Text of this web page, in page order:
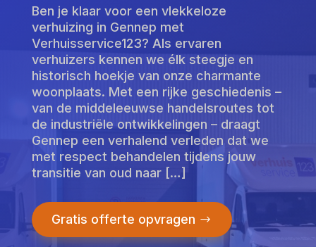
Ben je klaar voor een vlekkeloze
verhuizing in Gennep met
Verhuisservice123? Als ervaren
verhuizers kennen we élk steegje en
historisch hoekje van onze charmante
woonplaats. Met een rijke geschiedenis –
van de middeleeuwse handelsroutes tot
de industriële ontwikkelingen – draagt
Gennep een verhalend verleden dat we
met respect behandelen tijdens jouw
transitie van oud naar […]
Gratis offerte opvragen